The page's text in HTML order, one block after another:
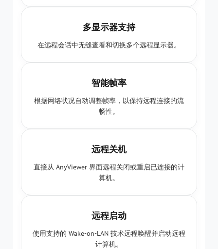
多显示器支持
在远程会话中无缝查看和切换多个远程显示器。
智能帧率
根据网络状况自动调整帧率，以保持远程连接的流
畅性。
远程关机
直接从 AnyViewer 界面远程关闭或重启已连接的计
算机。
远程启动
使用支持的 Wake-on-LAN 技术远程唤醒并启动远程
计算机。